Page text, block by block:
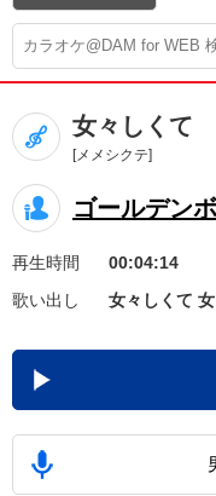
DAM★とも録
カラオケ＠
ユーザー検索
キャンペーン
お知らせ よくあ
DAM
カラオ
女々しくて
[メメシクテ]
ゴールデン
再生時間
00:04:14
歌い出し
女々しくて